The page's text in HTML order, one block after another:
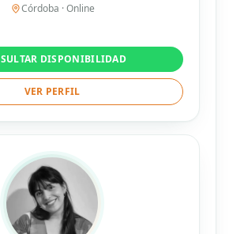
Córdoba · Online
DISPONIBILIDAD
VER PERFIL